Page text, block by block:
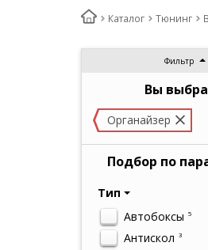
Каталог Тюнинг
Фильтр
Вы
Органайзер
Подбор по
Тип
Автобоксы 5
Антискол 3